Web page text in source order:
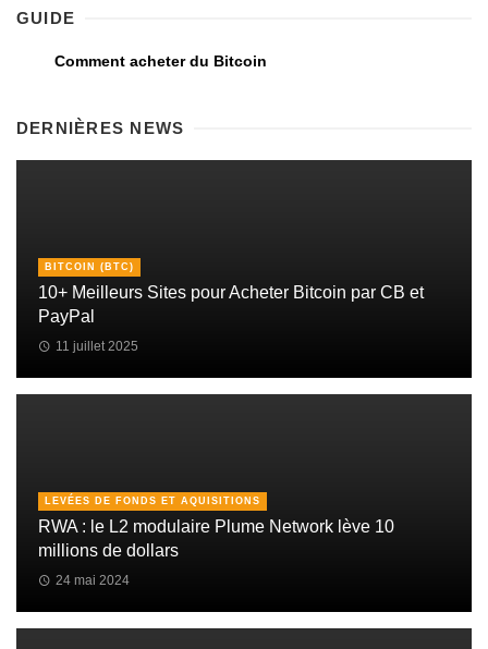
GUIDE
Comment acheter du Bitcoin
DERNIÈRES NEWS
BITCOIN (BTC)
10+ Meilleurs Sites pour Acheter Bitcoin par CB et
PayPal
11 juillet 2025
LEVÉES DE FONDS ET AQUISITIONS
RWA : le L2 modulaire Plume Network lève 10
millions de dollars
24 mai 2024